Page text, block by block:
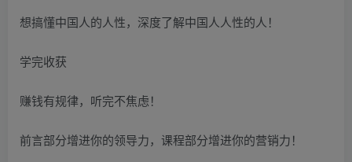
想搞懂中国人的人性，深度了解中国人人性的人！
学完收获
赚钱有规律，听完不焦虑！
前言部分增进你的领导力，课程部分增进你的营销力！